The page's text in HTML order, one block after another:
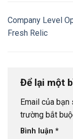
Company Level
Fresh Relic
Để lại một
Email của bạn
trường bắt
Bình luận *